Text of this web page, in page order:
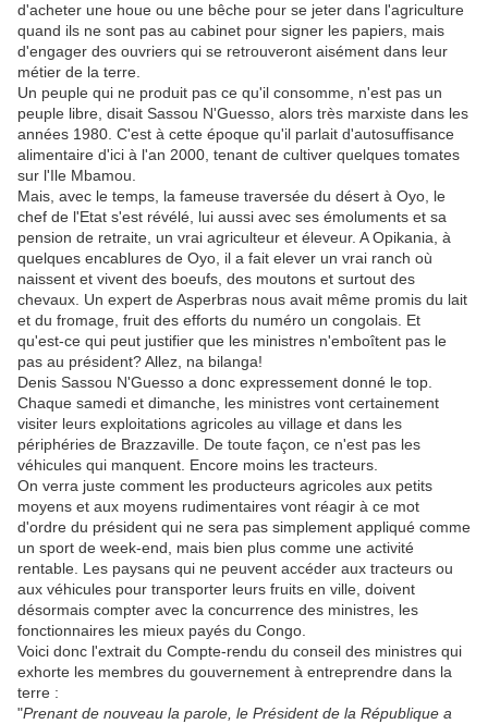
d'acheter une houe ou une bêche pour se jeter dans l'agriculture
quand ils ne sont pas au cabinet pour signer les papiers, mais
d'engager des ouvriers qui se retrouveront aisément dans leur
métier de la terre.
Un peuple qui ne produit pas ce qu'il consomme, n'est pas un
peuple libre, disait Sassou N'Guesso, alors très marxiste dans les
années 1980. C'est à cette époque qu'il parlait d'autosuffisance
alimentaire d'ici à l'an 2000, tenant de cultiver quelques tomates
sur l'Ile Mbamou.
Mais, avec le temps, la fameuse traversée du désert à Oyo, le
chef de l'Etat s'est révélé, lui aussi avec ses émoluments et sa
pension de retraite, un vrai agriculteur et éleveur. A Opikania, à
quelques encablures de Oyo, il a fait elever un vrai ranch où
naissent et vivent des boeufs, des moutons et surtout des
chevaux. Un expert de Asperbras nous avait même promis du lait
et du fromage, fruit des efforts du numéro un congolais. Et
qu'est-ce qui peut justifier que les ministres n'emboîtent pas le
pas au président? Allez, na bilanga!
Denis Sassou N'Guesso a donc expressement donné le top.
Chaque samedi et dimanche, les ministres vont certainement
visiter leurs exploitations agricoles au village et dans les
périphéries de Brazzaville. De toute façon, ce n'est pas les
véhicules qui manquent. Encore moins les tracteurs.
On verra juste comment les producteurs agricoles aux petits
moyens et aux moyens rudimentaires vont réagir à ce mot
d'ordre du président qui ne sera pas simplement appliqué comme
un sport de week-end, mais bien plus comme une activité
rentable. Les paysans qui ne peuvent accéder aux tracteurs ou
aux véhicules pour transporter leurs fruits en ville, doivent
désormais compter avec la concurrence des ministres, les
fonctionnaires les mieux payés du Congo.
Voici donc l'extrait du Compte-rendu du conseil des ministres qui
exhorte les membres du gouvernement à entreprendre dans la
terre :
"Prenant de nouveau la parole, le Président de la République a